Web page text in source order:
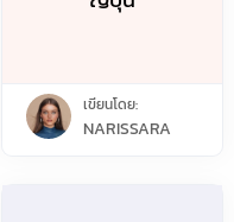
เขียนโดย:
NARISSARA